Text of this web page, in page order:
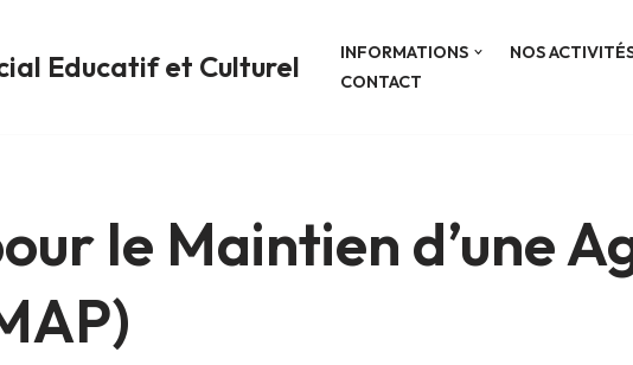
Educatif et Culturel INFORMATIONS NOS
CONTACT
le Maintien d’une